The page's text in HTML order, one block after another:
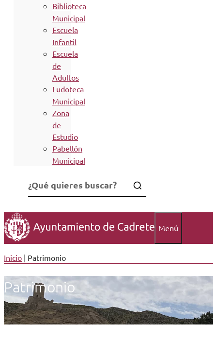
Biblioteca
Municipal
Escuela
Infantil
Escuela
de
Adultos
Ludoteca
Municipal
Zona
de
Estudio
Pabellón
Municipal
Menú
Inicio | Patrimonio
Patrimonio